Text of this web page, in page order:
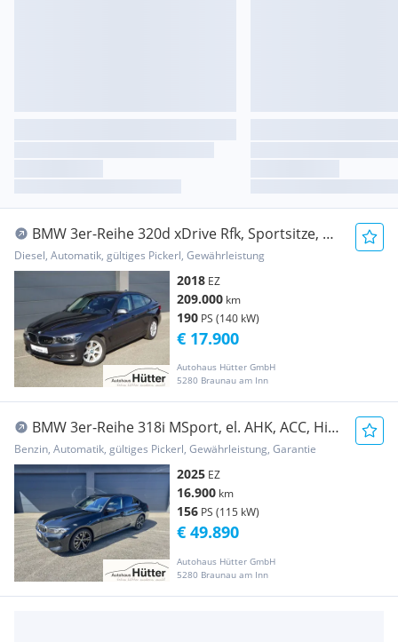
BMW 3er-Reihe 320d xDrive Rfk, Sportsitze, M-
Lenkrad, Ö-Paket
Diesel, Automatik, gültiges Pickerl, Gewährleistung
2018 EZ
209.000 km
190 PS (140 kW)
Autohaus Hütter GmbH
5280 Braunau am Inn
€ 17.900
BMW 3er-Reihe 318i MSport, el. AHK, ACC, HiFi,
Metall, Lenk-Hzg
Benzin, Automatik, gültiges Pickerl, Gewährleistung, Garantie
2025 EZ
16.900 km
156 PS (115 kW)
Autohaus Hütter GmbH
5280 Braunau am Inn
€ 49.890